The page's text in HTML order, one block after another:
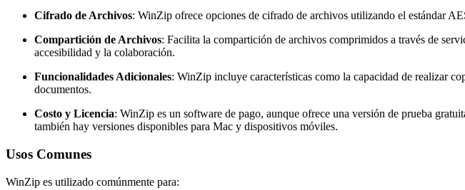
Cifrado de Archivos: WinZip ofrece opciones de cifrado de archivos utilizando el estándar
Compartición de Archivos: Facilita la compartición de archivos comprimidos a través de
accesibilidad y la colaboración.
Funcionalidades Adicionales: WinZip incluye características como la capacidad de realizar
documentos.
Costo y Licencia: WinZip es un software de pago, aunque ofrece una versión de prueba
también hay versiones disponibles para Mac y dispositivos móviles.
Usos Comunes
WinZip es utilizado comúnmente para: